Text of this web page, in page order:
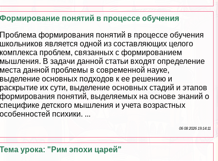
Формирование понятий в процессе обучения
Проблема формирования понятий в процессе обучения
школьников является одной из составляющих целого
комплекса проблем, связанных с формированием
мышления. В задачи данной статьи входят определение
места данной проблемы в современной науке,
выделение основных подходов к ее решению и
раскрытие их сути, выделение основных стадий и этапов
формирования понятий, выделяемых на основе знаний о
специфике детского мышления и учета возрастных
особенностей психики. ...
06 08 2026 19:14:11
Тема урока: "Рим эпохи царей"